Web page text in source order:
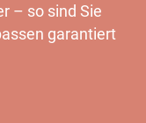
– so sind Sie
garantiert